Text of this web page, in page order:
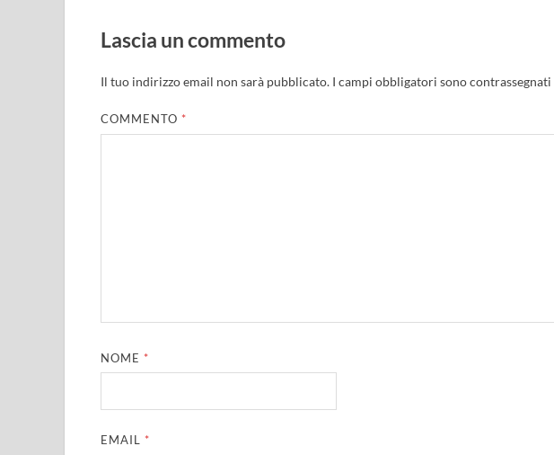
Lascia un commento
Il tuo indirizzo email non sarà pubblicato. I campi obbligatori sono contrassegnati
COMMENTO *
NOME *
EMAIL *